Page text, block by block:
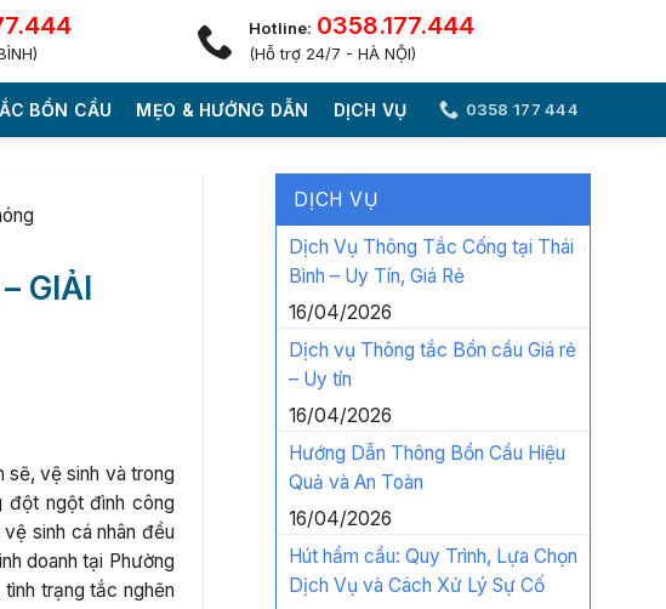
Hotline: 0358.177.444
(Hỗ trợ 24/7 - HÀ NỘI)
BỒN CẦU MẸO & HƯỚNG DẪN DỊCH VỤ 0358 177 444
GIẢI
sẽ, vệ sinh và trong
đột ngột đình công
sinh cá nhân đều
doanh tại Phường
trạng tắc nghẽn
DỊCH VỤ
Dịch Vụ Thông Tắc Cống tại Thái
Bình – Uy Tín, Giá Rẻ
16/04/2026
Dịch vụ Thông tắc Bồn cầu Giá rẻ
– Uy tín
16/04/2026
Hướng Dẫn Thông Bồn Cầu Hiệu
Quả và An Toàn
16/04/2026
Hút hầm cầu: Quy Trình, Lựa Chọn
Dịch Vụ và Cách Xử Lý Sự Cố